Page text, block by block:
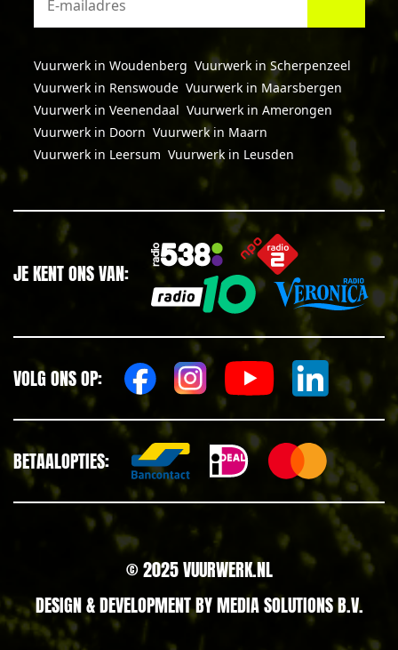
Vuurwerk in Woudenberg Vuurwerk in Scherpenzeel
Vuurwerk in Renswoude Vuurwerk in Maarsbergen
Vuurwerk in Veenendaal Vuurwerk in Amerongen
Vuurwerk in Doorn Vuurwerk in Maarn
Vuurwerk in Leersum Vuurwerk in Leusden
JE KENT ONS VAN:
VOLG ONS OP:
BETAALOPTIES:
© 2025 VUURWERK.NL
DESIGN & DEVELOPMENT BYMEDIA SOLUTIONS B.V.